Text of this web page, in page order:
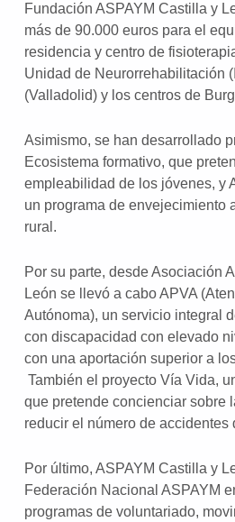
Fundación ASPAYM Castilla y
más de 90.000 euros para el
residencia y centro de
Unidad de Neurorrehabilitación
(Valladolid) y los centros de
Asimismo, se han desarrollado
Ecosistema formativo, que
empleabilidad de los jóvenes, y
un programa de envejecimiento
rural.
Por su parte, desde Asociación
León se llevó a cabo APVA
Autónoma), un servicio integral
con discapacidad con elevado
con una aportación superior a
También el proyecto Vía Vida,
que pretende concienciar sobre
reducir el número de accidentes
Por último, ASPAYM Castilla y
Federación Nacional ASPAYM
programas de voluntariado,